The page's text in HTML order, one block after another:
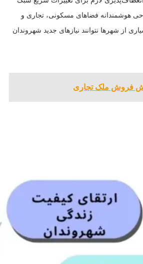
هوشمندانه فضاهای مسکونی، تجاری و
از شهرها نتوانند نیازهای جدید شهروندان
فروش ملک تجاری